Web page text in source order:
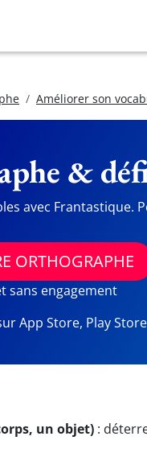
Améliorer son
&
avec Frantastique.
ORTHOGRAPHE
sans engagement
App Store, Play
un objet) :